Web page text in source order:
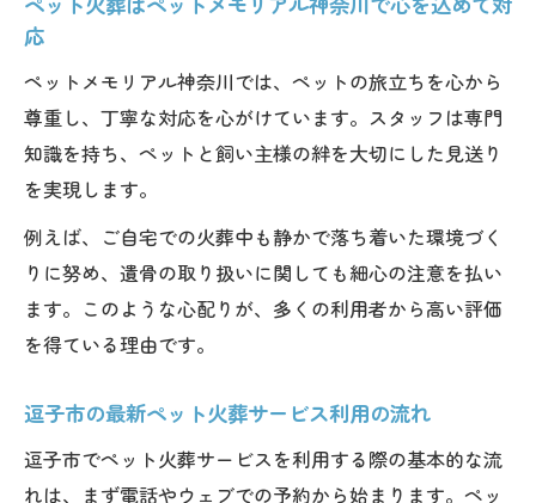
応
ペットメモリアル神奈川では、ペットの旅立ちを心から
尊重し、丁寧な対応を心がけています。スタッフは専門
知識を持ち、ペットと飼い主様の絆を大切にした見送り
を実現します。
例えば、ご自宅での火葬中も静かで落ち着いた環境づく
りに努め、遺骨の取り扱いに関しても細心の注意を払い
ます。このような心配りが、多くの利用者から高い評価
を得ている理由です。
逗子市の最新ペット火葬サービス利用の流れ
逗子市でペット火葬サービスを利用する際の基本的な流
れは、まず電話やウェブでの予約から始まります。ペッ